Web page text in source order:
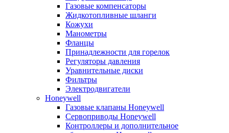
Газовые компенсаторы
Жидкотопливные шланги
Кожухи
Манометры
Фланцы
Принадлежности для горелок
Регуляторы давления
Уравнительные диски
Фильтры
Электродвигатели
Honeywell
Газовые клапаны Honeywell
Сервоприводы Honeywell
Контроллеры и дополнительное